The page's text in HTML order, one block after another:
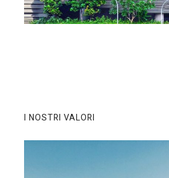
I NOSTRI VALORI